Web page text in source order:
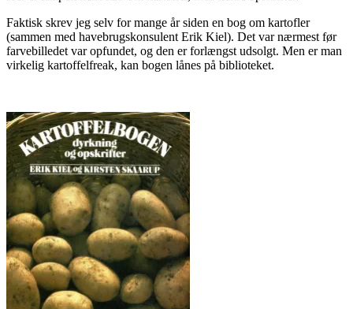
Faktisk skrev jeg selv for mange år siden en bog om kartofler
(sammen med havebrugskonsulent Erik Kiel). Det var nærmest før
farvebilledet var opfundet, og den er forlængst udsolgt. Men er man
virkelig kartoffelfreak, kan bogen lånes på biblioteket.